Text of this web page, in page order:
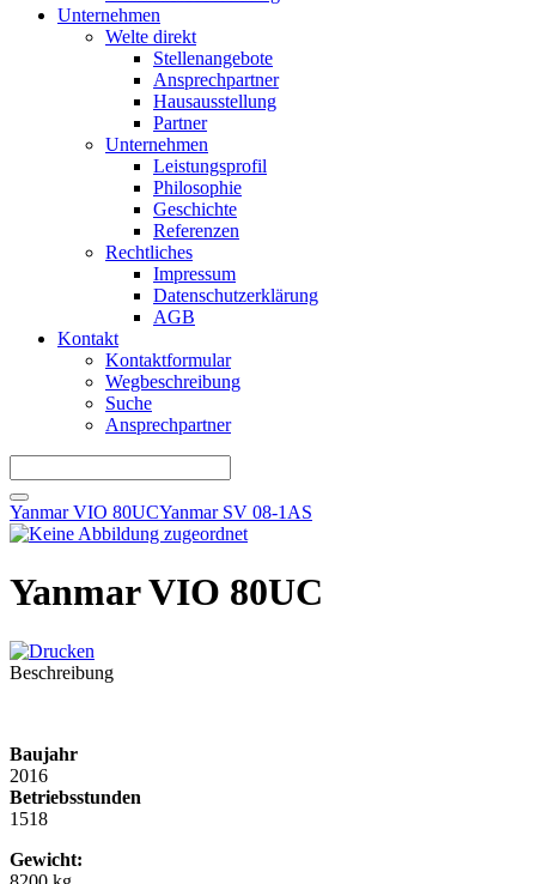
Unternehmen
Welte direkt
Stellenangebote
Ansprechpartner
Hausausstellung
Partner
Unternehmen
Leistungsprofil
Philosophie
Geschichte
Referenzen
Rechtliches
Impressum
Datenschutzerklärung
AGB
Kontakt
Kontaktformular
Wegbeschreibung
Suche
Ansprechpartner
Yanmar VIO 80UCYanmar SV 08-1AS
Yanmar VIO 80UC
Beschreibung
Baujahr
2016
Betriebsstunden
1518
Gewicht: